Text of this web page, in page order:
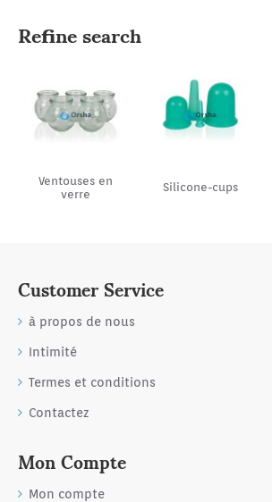
Refine search
Ventouses en
verre
Silicone-cups
Customer Service
à propos de nous
Intimité
Termes et conditions
Contactez
Mon Compte
Mon compte